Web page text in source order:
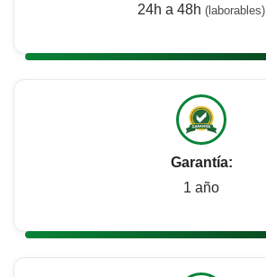
24h a 48h (laborables)
Garantía:
1 año